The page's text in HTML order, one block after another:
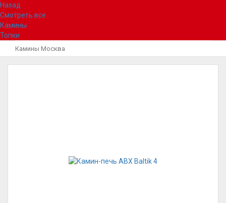
Назад
Смотреть все
Камины
Топки
Камины Москва